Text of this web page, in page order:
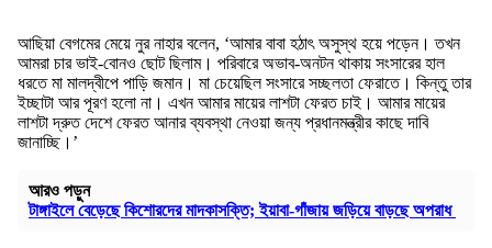
আছিয়া বেগমের মেয়ে নুর নাহার বলেন, ‘আমার বাবা হঠাৎ অসুস্থ হয়ে পড়েন। তখন
আমরা চার ভাই-বোনও ছোট ছিলাম। পরিবারে অভাব-অনটন থাকায় সংসারের হাল
ধরতে মা মালদ্বীপে পাড়ি জমান। মা চেয়েছিল সংসারে সচ্ছলতা ফেরাতে। কিন্তু তার
ইচ্ছাটা আর পূরণ হলো না। এখন আমার মায়ের লাশটা ফেরত চাই। আমার মায়ের
লাশটা দ্রুত দেশে ফেরত আনার ব্যবস্থা নেওয়া জন্য প্রধানমন্ত্রীর কাছে দাবি
জানাচ্ছি।’
আরও পড়ুন
টাঙ্গাইলে বেড়েছে কিশোরদের মাদকাসক্তি; ইয়াবা-গাঁজায় জড়িয়ে বাড়ছে অপরাধ